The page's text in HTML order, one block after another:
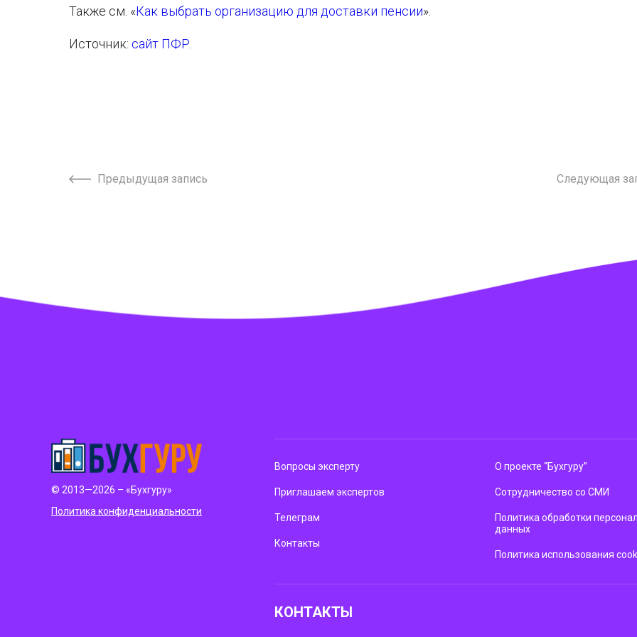
Также см. «Как выбрать организацию для доставки пенсии».
Источник: сайт ПФР
Предыдущая запись Следующая
© 2013—2026 – «Бухгуру»
Политика конфиденциальности
Вопросы эксперту
Приглашаем экспертов
Телеграм
Контакты
О проекте “Бухгуру”
Сотрудничество со СМИ
Политика обработки
данных
Политика использования
КОНТАКТЫ